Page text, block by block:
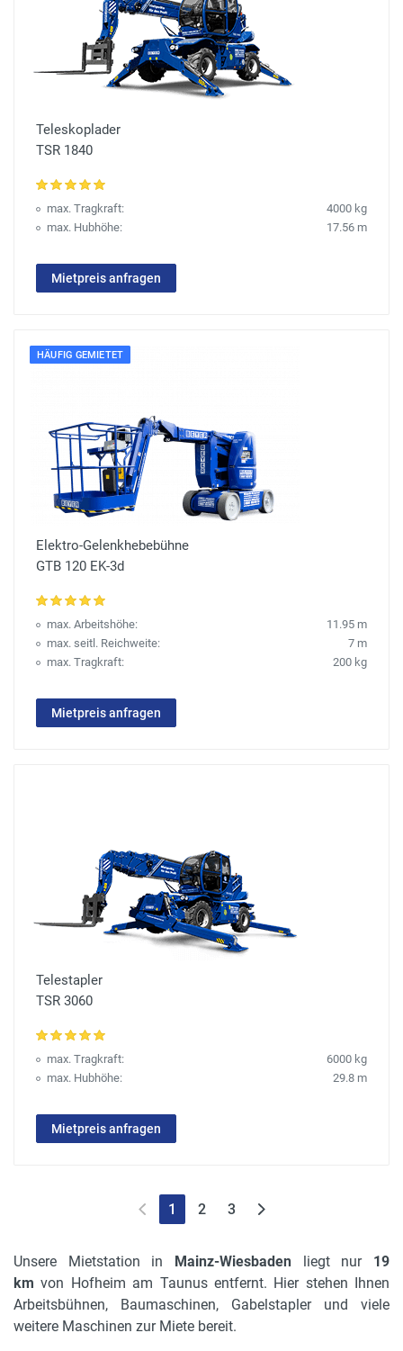
Teleskoplader
TSR 1840
max. Tragkraft:
4000 kg
max. Hubhöhe:
17.56 m
Mietpreis anfragen
HÄUFIG GEMIETET
Elektro-Gelenkhebebühne
GTB 120 EK-3d
max. Arbeitshöhe:
11.95 m
max. seitl. Reichweite:
7 m
max. Tragkraft:
200 kg
Mietpreis anfragen
Telestapler
TSR 3060
max. Tragkraft:
6000 kg
max. Hubhöhe:
29.8 m
Mietpreis anfragen
1 2 3
Unsere Mietstation in Mainz-Wiesbaden liegt nur 19
km von Hofheim am Taunus entfernt. Hier stehen Ihnen
Arbeitsbühnen, Baumaschinen, Gabelstapler und viele
weitere Maschinen zur Miete bereit.